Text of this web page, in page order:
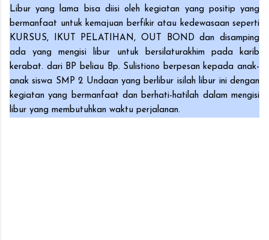
Libur yang lama bisa diisi oleh kegiatan yang positip yang
bermanfaat untuk kemajuan berfikir atau kedewasaan seperti
KURSUS, IKUT PELATIHAN, OUT BOND dan disamping
ada yang mengisi libur untuk bersilaturakhim pada karib
kerabat. dari BP beliau Bp. Sulistiono berpesan kepada anak-
anak siswa SMP 2 Undaan yang berlibur isilah libur ini dengan
kegiatan yang bermanfaat dan berhati-hatilah dalam mengisi
libur yang membutuhkan waktu perjalanan.